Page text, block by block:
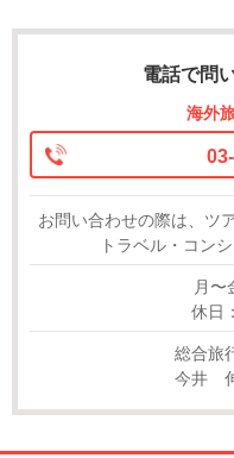
電話で問
海外
お問い合わせの際は、ツ
トラベル・コン
月〜
休日
総合旅
今井